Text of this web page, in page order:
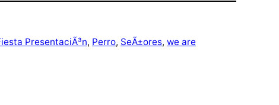
PresentaciÃ³n, Perro, SeÃ±ores, we are